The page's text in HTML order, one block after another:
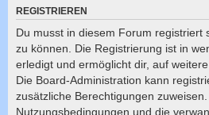
REGISTRIEREN
Du musst in diesem Forum registriert
zu können. Die Registrierung ist in
erledigt und ermöglicht dir, auf
Die Board-Administration kann
zusätzliche Berechtigungen
Nutzungsbedingungen und die